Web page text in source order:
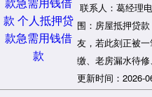
联系人：葛经理
围：房屋抵押贷
友，若此刻正被
缴、老房漏水待
更新时间：2026-